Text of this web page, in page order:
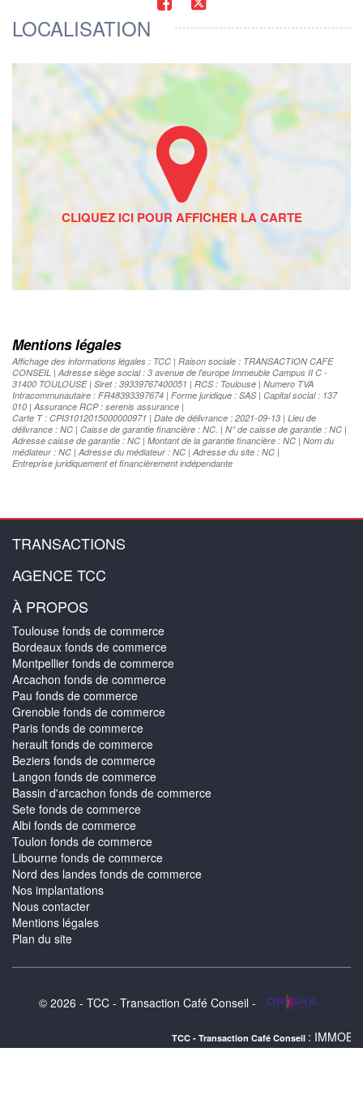
LOCALISATION
Mentions légales
Affichage des informations légales : TCC | Raison sociale : TRANSACTION CAFE
CONSEIL | Adresse siège social : 3 avenue de l'europe Immeuble Campus II C -
31400 TOULOUSE | Siret : 39339767400051 | RCS : Toulouse | Numero TVA
Intracommunautaire : FR48393397674 | Forme juridique : SAS | Capital social : 137
010 | Assurance RCP : serenis assurance |
Carte T : CPI31012015000000971 | Date de délivrance : 2021-09-13 | Lieu de
délivrance : NC | Caisse de garantie financière : NC. | N° de caisse de garantie : NC |
Adresse caisse de garantie : NC | Montant de la garantie financière : NC | Nom du
médiateur : NC | Adresse du médiateur : NC | Adresse du site : NC |
Entreprise juridiquement et financièrement indépendante
TRANSACTIONS
AGENCE TCC
À PROPOS
Toulouse fonds de commerce
Bordeaux fonds de commerce
Montpellier fonds de commerce
Arcachon fonds de commerce
Pau fonds de commerce
Grenoble fonds de commerce
Paris fonds de commerce
herault fonds de commerce
Beziers fonds de commerce
Langon fonds de commerce
Bassin d'arcachon fonds de commerce
Sete fonds de commerce
Albi fonds de commerce
Toulon fonds de commerce
Libourne fonds de commerce
Nord des landes fonds de commerce
Nos implantations
Nous contacter
Mentions légales
Plan du site
© 2026 - TCC - Transaction Café Conseil -
TCC - Transaction Café Conseil : IMMOBILIER